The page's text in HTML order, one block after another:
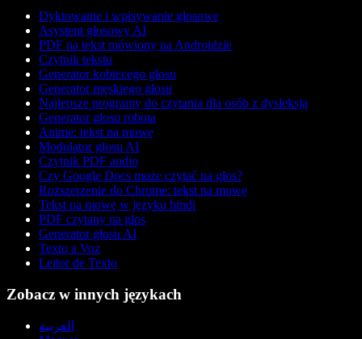
Dyktowanie i wpisywanie głosowe
Asystent głosowy AI
PDF na tekst mówiony na Androidzie
Czytnik tekstu
Generator kobiecego głosu
Generator męskiego głosu
Najlepsze programy do czytania dla osób z dysleksją
Generator głosu robota
Anime: tekst na mowę
Modulator głosu AI
Czytnik PDF audio
Czy Google Docs może czytać na głos?
Rozszerzenie do Chrome: tekst na mowę
Tekst na mowę w języku hindi
PDF czytany na głos
Generator głosu AI
Texto a Voz
Leitor de Texto
Zobacz w innych językach
العربية